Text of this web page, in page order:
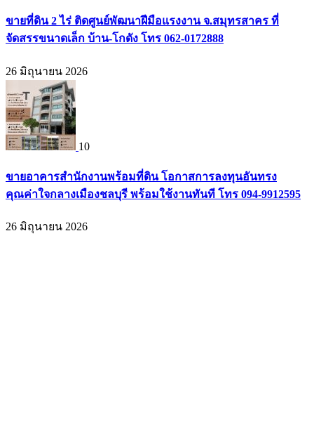
ขายที่ดิน 2 ไร่ ติดศูนย์พัฒนาฝีมือแรงงาน จ.สมุทรสาคร ที่
จัดสรรขนาดเล็ก บ้าน-โกดัง โทร 062-0172888
26 มิถุนายน 2026
10
ขายอาคารสำนักงานพร้อมที่ดิน โอกาสการลงทุนอันทรง
คุณค่าใจกลางเมืองชลบุรี พร้อมใช้งานทันที โทร 094-9912595
26 มิถุนายน 2026